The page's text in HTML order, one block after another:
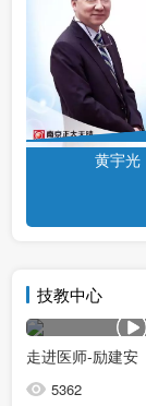
黄宇光
技教中心
走进医师-励建安
5362